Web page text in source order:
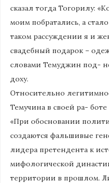
сказал тогда Тогорилу:
моим побратались, а
таком рассуждении я и
свадебный подарок –
словами Темуджин под-
доху.
Относительно
Темучина в своей ра-
«При обосновании
создаются фальшивые
лидера претендента к
мифологической
территории в прошлом.